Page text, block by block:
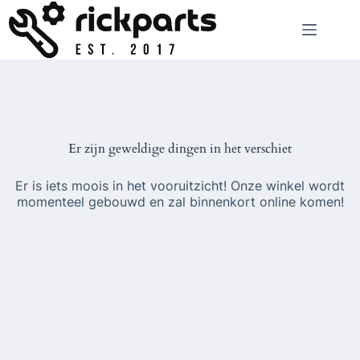
naar
de
inhoud
Er zijn geweldige dingen in het verschiet
Er is iets moois in het vooruitzicht! Onze winkel wordt
momenteel gebouwd en zal binnenkort online komen!